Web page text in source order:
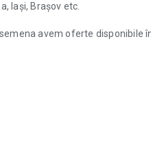
Iași, Brașov etc.
avem oferte disponibile
criteriilor dvs.
și oferte, informații despre
informată.